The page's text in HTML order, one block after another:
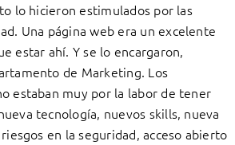
lo hicieron estimulados por las
Una página web era un excelente
estar ahí. Y se lo encargaron,
de Marketing. Los
estaban muy por la labor de tener
tecnología, nuevos skills, nueva
en la seguridad, acceso abierto